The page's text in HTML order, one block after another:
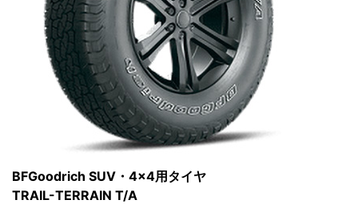
BFGoodrich SUV・4×4用タイヤ
TRAIL-TERRAIN T/A